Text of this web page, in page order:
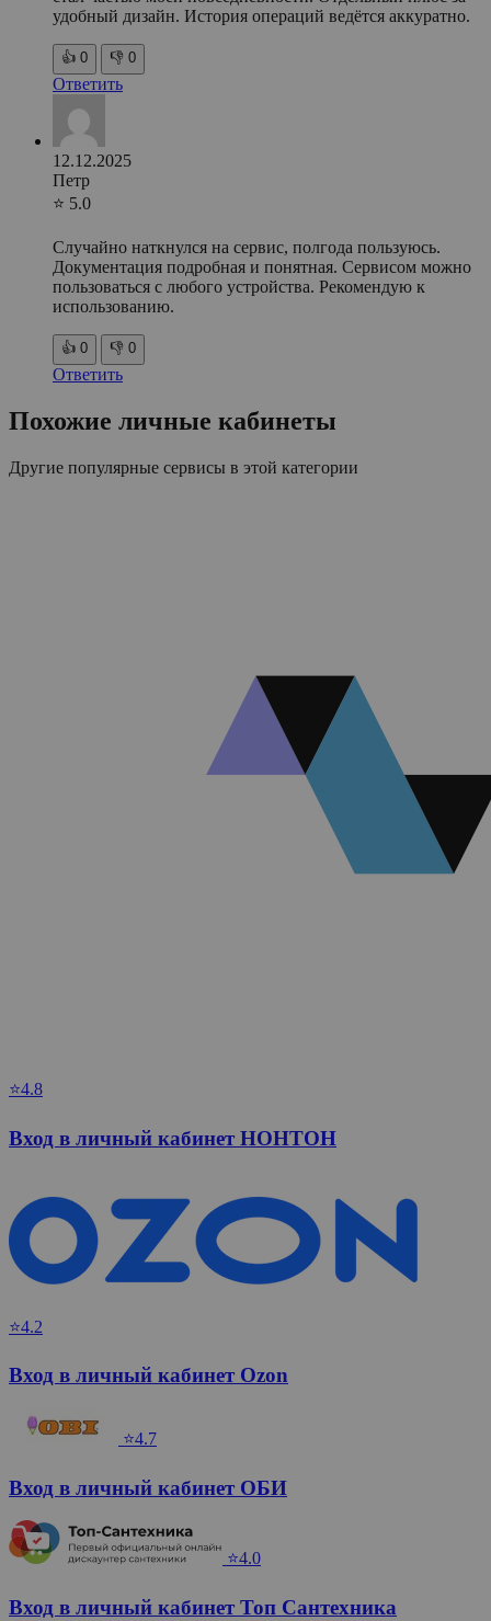
удобный дизайн. История операций ведётся аккуратно.
👍 0 👎 0
Ответить
12.12.2025
Петр
⭐ 5.0
Случайно наткнулся на сервис, полгода пользуюсь.
Документация подробная и понятная. Сервисом можно
пользоваться с любого устройства. Рекомендую к
использованию.
👍 0 👎 0
Ответить
Похожие личные кабинеты
Другие популярные сервисы в этой категории
⭐4.8
Вход в личный кабинет НОНТОН
⭐4.2
Вход в личный кабинет Ozon
⭐4.7
Вход в личный кабинет ОБИ
⭐4.0
Вход в личный кабинет Топ Сантехника